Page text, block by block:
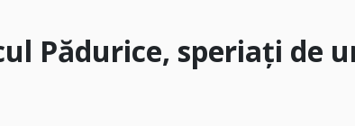
Pădurice, speriați de